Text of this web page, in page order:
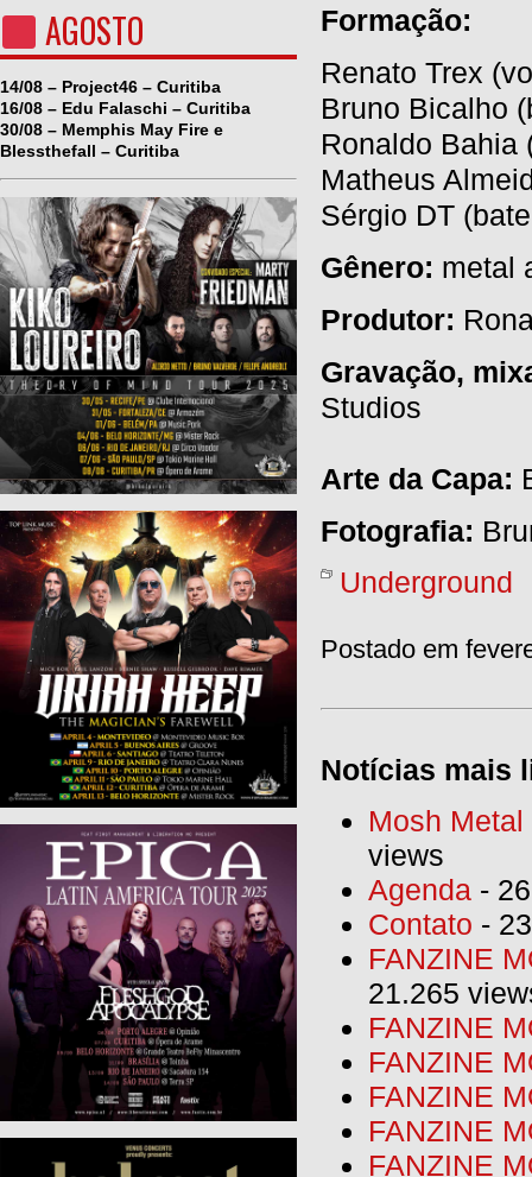
AGOSTO
14/08 – Project46 – Curitiba
16/08 – Edu Falaschi – Curitiba
30/08 – Memphis May Fire e
Blessthefall – Curitiba
Formação:
Renato Trex
Bruno Bicalho
Ronaldo Bahia
Matheus
Sérgio DT
Gênero: metal
Produtor:
Gravação,
Studios
Arte da Capa:
Fotografia:
Underground
Postado em
Notícias mais
Mosh
views
Agenda -
Contato -
FANZINE
21.265
FANZINE
FANZINE
FANZINE
FANZINE
FANZINE